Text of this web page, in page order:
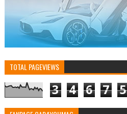
TOTAL PAGEVIEWS
3 4 6 7 5